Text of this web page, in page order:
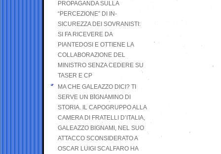
PROPAGANDA SULLA
“PERCEZIONE” DI IN-
SICUREZZA DEI SOVRANISTI:
SI FA RICEVERE DA
PIANTEDOSI E OTTIENE LA
COLLABORAZIONE DEL
MINISTRO SENZA CEDERE SU
TASER E CP
MA CHE GALEAZZO DICI? TI
SERVE UN BIGNAMINO DI
STORIA. IL CAPOGRUPPO ALLA
CAMERA DI FRATELLI D’ITALIA,
GALEAZZO BIGNAMI, NEL SUO
ATTACCO SCONSIDERATO A
OSCAR LUIGI SCALFARO HA